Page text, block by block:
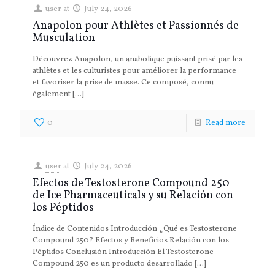
user at July 24, 2026
Anapolon pour Athlètes et Passionnés de
Musculation
Découvrez Anapolon, un anabolique puissant prisé par les
athlètes et les culturistes pour améliorer la performance
et favoriser la prise de masse. Ce composé, connu
également[…]
0 Read more
user at July 24, 2026
Efectos de Testosterone Compound 250
de Ice Pharmaceuticals y su Relación con
los Péptidos
Índice de Contenidos Introducción ¿Qué es Testosterone
Compound 250? Efectos y Beneficios Relación con los
Péptidos Conclusión Introducción El Testosterone
Compound 250 es un producto desarrollado […]